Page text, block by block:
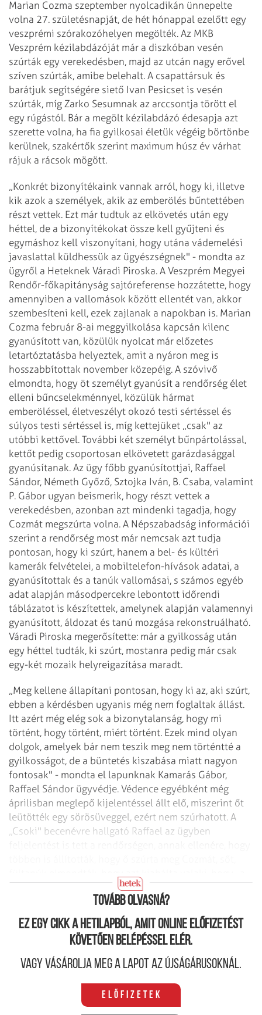
Marian Cozma szeptember nyolcadikán ünnepelte
volna 27. születésnapját, de hét hónappal ezelőtt egy
veszprémi szórakozóhelyen megölték. Az MKB
Veszprém kézilabdázóját már a diszkóban vesén
szúrták egy verekedésben, majd az utcán nagy erővel
szíven szúrták, amibe belehalt. A csapattársuk és
barátjuk segítségére siető Ivan Pesicset is vesén
szúrták, míg Zarko Sesumnak az arccsontja törött el
egy rúgástól. Bár a megölt kézilabdázó édesapja azt
szerette volna, ha fia gyilkosai életük végéig börtönbe
kerülnek, szakértők szerint maximum húsz év várhat
rájuk a rácsok mögött.
„Konkrét bizonyítékaink vannak arról, hogy ki, illetve
kik azok a személyek, akik az emberölés bűntettében
részt vettek. Ezt már tudtuk az elkövetés után egy
héttel, de a bizonyítékokat össze kell gyűjteni és
egymáshoz kell viszonyítani, hogy utána vádemelési
javaslattal küldhessük az ügyészségnek" - mondta az
ügyről a Heteknek Váradi Piroska. A Veszprém Megyei
Rendőr-főkapitányság sajtóreferense hozzátette, hogy
amennyiben a vallomások között ellentét van, akkor
szembesíteni kell, ezek zajlanak a napokban is. Marian
Cozma február 8-ai meggyilkolása kapcsán kilenc
gyanúsított van, közülük nyolcat már előzetes
letartóztatásba helyeztek, amit a nyáron meg is
hosszabbítottak november közepéig. A szóvivő
elmondta, hogy öt személyt gyanúsít a rendőrség élet
elleni bűncselekménnyel, közülük hármat
emberöléssel, életveszélyt okozó testi sértéssel és
súlyos testi sértéssel is, míg kettejüket „csak" az
utóbbi kettővel. További két személyt bűn­pártolással,
kettőt pedig csoportosan elkövetett garázdasággal
gyanúsítanak. Az ügy főbb gyanúsítottjai, Raffael
Sándor, Németh Győző, Sztojka Iván, B. Csaba, valamint
P. Gábor ugyan beismerik, hogy részt vettek a
verekedésben, azonban azt mindenki tagadja, hogy
Cozmát megszúrta volna. A Népszabadság információi
szerint a rendőrség most már nemcsak azt tudja
pontosan, hogy ki szúrt, hanem a bel- és kültéri
kamerák felvételei, a mobiltelefon-hívások adatai, a
gyanúsítottak és a tanúk vallomásai, s számos egyéb
adat alapján másodpercekre lebontott időrendi
táblázatot is készítettek, amelynek alapján valamennyi
gyanúsított, áldozat és tanú mozgása rekonstruálható.
Váradi Piroska meg­erősítette: már a gyilkosság után
egy héttel tudták, ki szúrt, mostanra pedig már csak
egy-két mozaik helyreigazítása maradt.
„Meg kellene állapítani pontosan, hogy ki az, aki szúrt,
ebben a kérdésben ugyanis még nem foglaltak állást.
Itt azért még elég sok a bizonytalanság, hogy mi
történt, hogy történt, miért történt. Ezek mind olyan
dolgok, amelyek bár nem teszik meg nem történtté a
gyilkosságot, de a büntetés kiszabása miatt nagyon
fontosak" - mondta el lapunknak Kamarás Gábor,
Raffael Sándor ügyvédje. Védence egyébként még
áprilisban meglepő kijelentéssel állt elő, miszerint őt
leütötték egy sörösüveggel, ezért nem szúrhatott. A
„Csoki" becenévre hallgató Raffael az ügyben
Tovább olvasná?
Ez egy cikk a hetilapból, amit online előfizetést
követően belépéssel elér.
Vagy vásárolja meg a lapot az újságárusoknál.
Előfizetek